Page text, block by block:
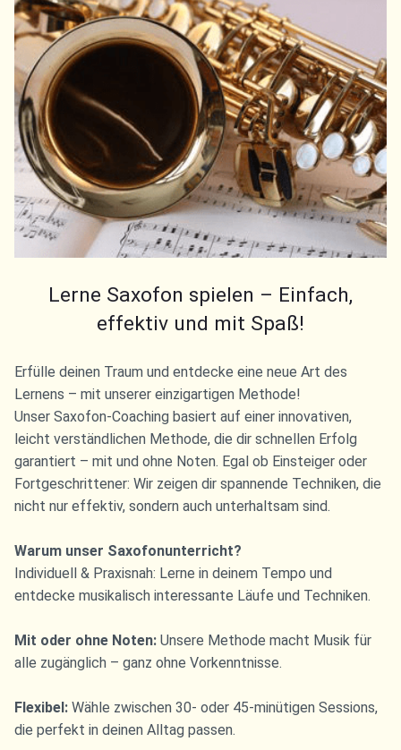
Lerne Saxofon spielen – Einfach,
effektiv und mit Spaß!
Erfülle deinen Traum und entdecke eine neue Art des
Lernens – mit unserer einzigartigen Methode!
Unser Saxofon-Coaching basiert auf einer innovativen,
leicht verständlichen Methode, die dir schnellen Erfolg
garantiert – mit und ohne Noten. Egal ob Einsteiger oder
Fortgeschrittener: Wir zeigen dir spannende Techniken, die
nicht nur effektiv, sondern auch unterhaltsam sind.
Warum unser Saxofonunterricht?
Individuell & Praxisnah: Lerne in deinem Tempo und
entdecke musikalisch interessante Läufe und Techniken.
Mit oder ohne Noten: Unsere Methode macht Musik für
alle zugänglich – ganz ohne Vorkenntnisse.
Flexibel: Wähle zwischen 30- oder 45-minütigen Sessions,
die perfekt in deinen Alltag passen.